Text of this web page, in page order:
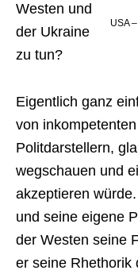
USA
Westen und
der Ukraine
zu tun?
Eigentlich ganz
von
Politdarstellern,
wegschauen und
akzeptieren
und seine eigene
der Westen seine
er seine Rhethorik